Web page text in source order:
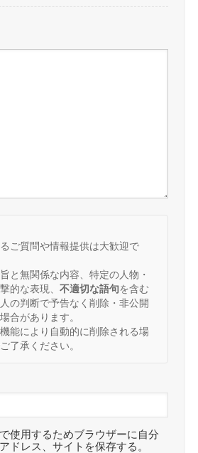
ご質問や情報提供は大歓迎で
と無関係な内容、特定の人物・
的な表現、 不適切な語句を含む
の判断で予告なく削除・非公開
合があります。
能により自動的に削除される場
了承ください。
使用するためブラウザーに自分
ドレス、サイトを保存する。